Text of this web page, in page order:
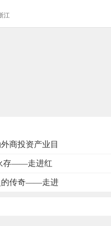
江
商投资产业目
存——走进红
的传奇——走进